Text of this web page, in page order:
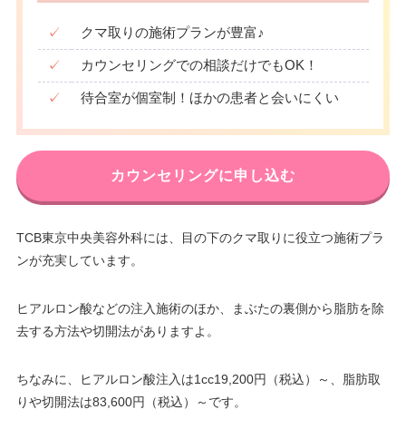
✓ クマ取りの施術プランが豊富♪
✓ カウンセリングでの相談だけでもOK！
✓ 待合室が個室制！ほかの患者と会いにくい
カウンセリングに申し込む
TCB東京中央美容外科には、目の下のクマ取りに役立つ施術プラ
ンが充実しています。
ヒアルロン酸などの注入施術のほか、まぶたの裏側から脂肪を除
去する方法や切開法がありますよ。
ちなみに、ヒアルロン酸注入は1cc19,200円（税込）～、脂肪取
りや切開法は83,600円（税込）～です。